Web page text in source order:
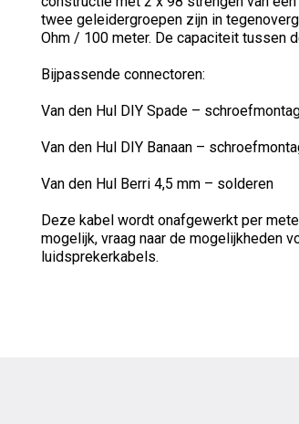
twee geleidergroepen zijn in
Ohm / 100 meter. De capaciteit tussen
Bijpassende connectoren:
Van den Hul DIY Spade –
Van den Hul DIY Banaan –
Van den Hul Berri 4,5 mm – solderen
Deze kabel wordt onafgewerkt per
mogelijk, vraag naar de mogelijkheden
luidsprekerkabels.